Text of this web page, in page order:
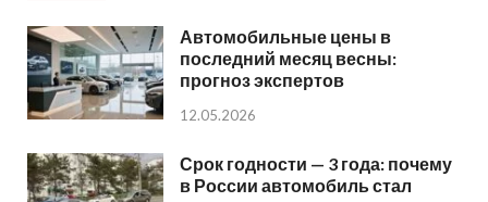
Автомобильные цены в
последний месяц весны:
прогноз экспертов
12.05.2026
Срок годности — 3 года: почему
в России автомобиль стал